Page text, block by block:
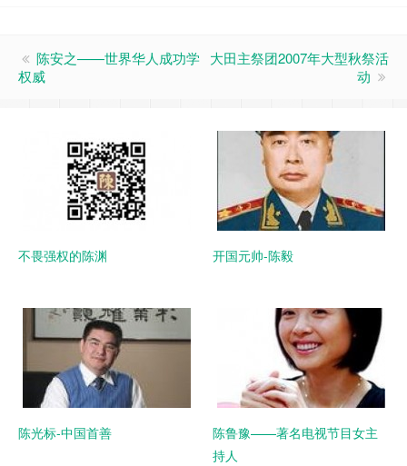
陈安之——世界华人成功学
权威
大田主祭团2007年大型秋祭活
动
不畏强权的陈渊 开国元帅-陈毅
陈光标-中国首善
陈鲁豫——著名电视节目女主
持人